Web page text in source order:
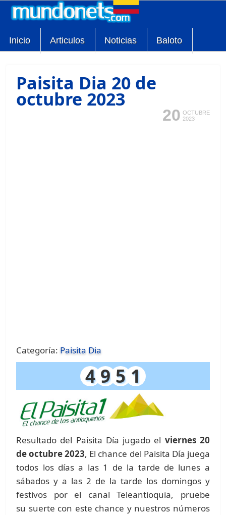
Inicio Articulos Noticias Baloto
Paisita Dia 20 de
octubre 2023
20 OCTUBRE
2023
Categoría: Paisita Dia
4 9 5 1
Resultado del Paisita Día jugado el viernes 20
de octubre 2023, El chance del Paisita Día juega
todos los días a las 1 de la tarde de lunes a
sábados y a las 2 de la tarde los domingos y
festivos por el canal Teleantioquia, pruebe
su suerte con este chance y nuestros números